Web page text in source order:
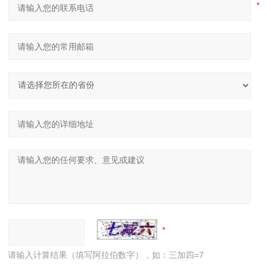
请输入计算结果（填写阿拉伯数字），如：三加四=7